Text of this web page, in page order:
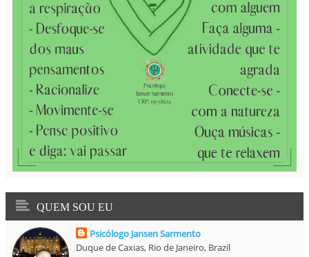
QUEM SOU EU
Psicólogo Jansen Sarmento
Duque de Caxias, Rio de Janeiro, Brazil